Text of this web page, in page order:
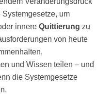
Systemgesetze, um
innere Quittierung zu
von heute
und Wissen teilen – und
die Systemgesetze